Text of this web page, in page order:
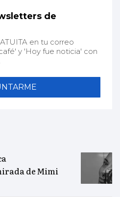
de
en tu correo
y 'Hoy fue noticia' con
de Mimi